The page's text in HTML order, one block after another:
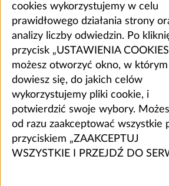
cookies wykorzystujemy w celu
prawidłowego działania strony
analizy liczby odwiedzin. Po
przycisk „USTAWIENIA
możesz otworzyć okno, w którym
dowiesz się, do jakich celów
wykorzystujemy pliki cookie, i
potwierdzić swoje wybory.
od razu zaakceptować wszystkie
przyciskiem „ZAAKCEPTUJ
WSZYSTKIE I PRZEJDŹ DO